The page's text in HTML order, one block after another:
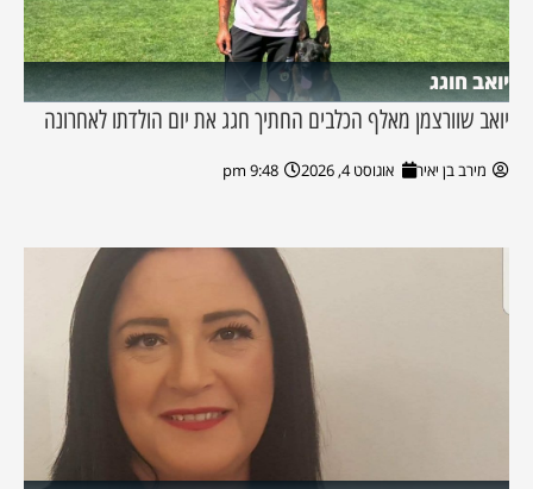
יואב חוגג
יואב שוורצמן מאלף הכלבים החתיך חגג את יום הולדתו לאחרונה
מירב בן יאיר אוגוסט 4, 2026 9:48 pm